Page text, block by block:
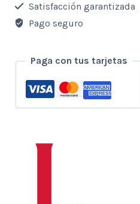
Satisfacción garantizada
Pago seguro
Paga con tus tarjetas